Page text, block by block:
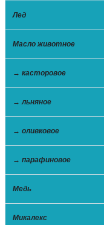
Лед
Масло животное
→ касторовое
→ льняное
→ оливковое
→ парафиновое
Медь
Микалекс